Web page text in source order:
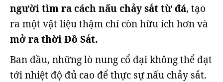
người tìm ra cách nấu chảy sắt từ đá, tạo
ra một vật liệu thậm chí còn hữu ích hơn và
mở ra thời Đồ Sắt.
Ban đầu, những lò nung cổ đại không thể đạt
tới nhiệt độ đủ cao để thực sự nấu chảy sắt.